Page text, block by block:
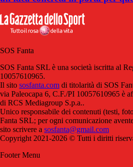
SOS Fanta
SOS Fanta SRL è una società iscritta al
10057610965.
Il sito sosfanta.com di titolarità di SOS
via Paleocapa 6, C.F./PI 10057610965 è
di RCS Mediagroup S.p.a..
Unico responsabile dei contenuti (testi,
Fanta SRL; per ogni comunicazione
sito scrivere a sosfanta@gmail.com
Copyright 2021-2026 © Tutti i diritti
Footer Menu